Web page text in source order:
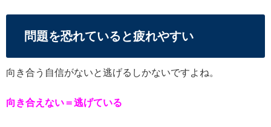
問題を恐れていると疲れやすい
向き合う自信がないと逃げるしかないですよね。
向き合えない＝逃げている